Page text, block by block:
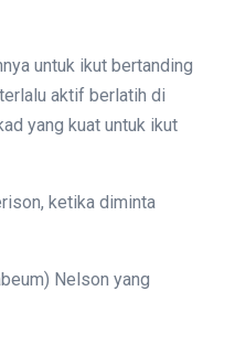
untuk ikut bertanding
aktif berlatih di
yang kuat untuk ikut
ketika diminta
Nelson yang